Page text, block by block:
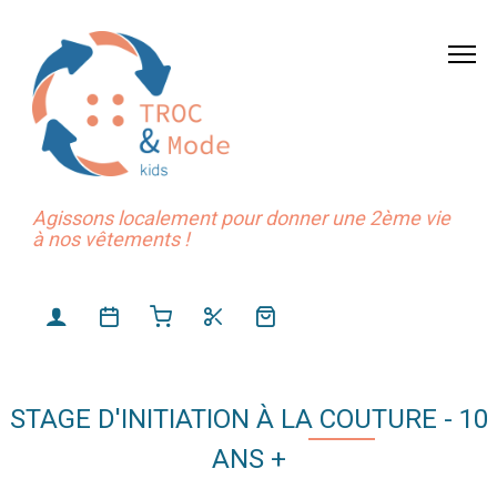
Agissons localement pour donner une 2ème vie
à nos vêtements !
STAGE D'INITIATION À LA COUTURE - 10
ANS +